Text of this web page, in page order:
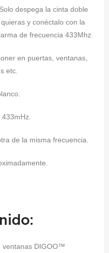
despega la cinta doble
y conéctalo con la
de frecuencia 433Mhz.
en puertas, ventanas,
etc.
de la misma frecuencia.
ventanas DIGOO™